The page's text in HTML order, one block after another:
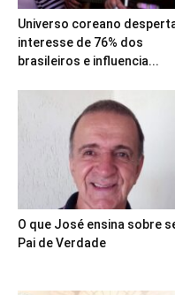
Universo coreano
interesse de 76% dos
brasileiros e influencia...
O que José ensina sobre
Pai de Verdade